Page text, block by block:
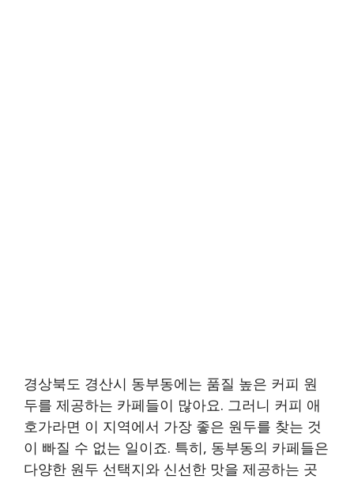
경상북도 경산시 동부동에는 품질 높은 커피 원
두를 제공하는 카페들이 많아요. 그러니 커피 애
호가라면 이 지역에서 가장 좋은 원두를 찾는 것
이 빠질 수 없는 일이죠. 특히, 동부동의 카페들은
다양한 원두 선택지와 신선한 맛을 제공하는 곳